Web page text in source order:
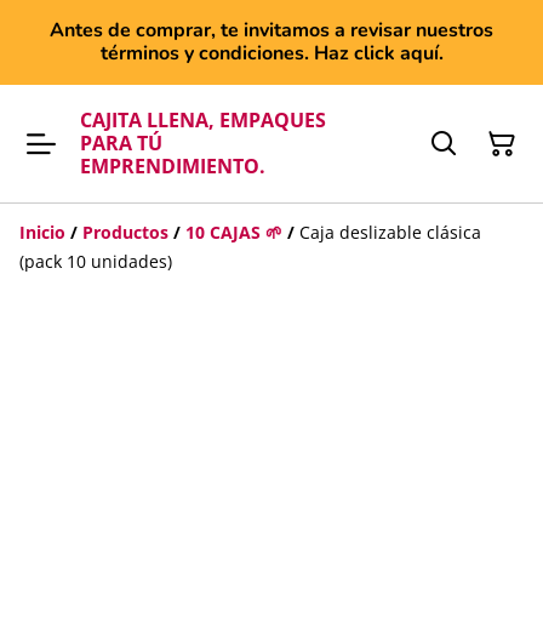
Antes de comprar, te invitamos a revisar nuestros
términos y condiciones. Haz click aquí.
CAJITA LLENA, EMPAQUES
PARA TÚ
EMPRENDIMIENTO.
Inicio / Productos / 10 CAJAS 🌱 / Caja deslizable clásica
(pack 10 unidades)